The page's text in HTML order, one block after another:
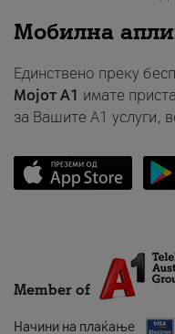
Мобилна
Единствено преку
Мојот A1 имате
за Вашите A1 услуги,
Member of
Начини на плаќање